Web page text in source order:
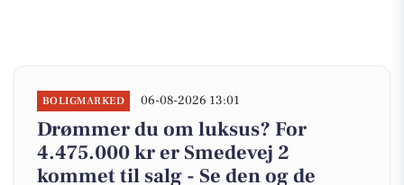
BOLIGMARKED 06-08-2026 13:01
Drømmer du om luksus? For
4.475.000 kr er Smedevej 2
kommet til salg - Se den og de